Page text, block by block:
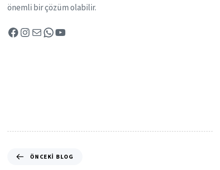
önemli bir çözüm olabilir.
ÖNCEKI BLOG